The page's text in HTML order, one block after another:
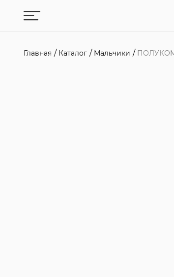
Главная Каталог Мальчики